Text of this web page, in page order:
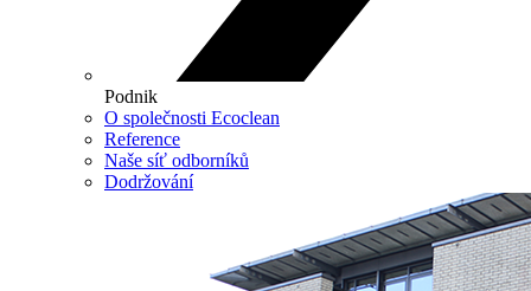
Podnik
O společnosti Ecoclean
Reference
Naše síť odborníků
Dodržování